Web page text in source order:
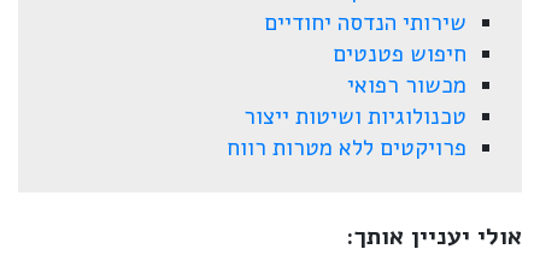
שירותי הנדסה יחודיים
חיפוש פטנטים
מכשור רפואי
טכנולוגיות ושיטות ייצור
פרויקטים ללא מטרות רווח
אולי יעניין אותך: